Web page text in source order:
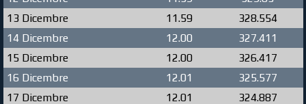
13 Dicembre
11.59
328.554
14 Dicembre
12.00
327.411
15 Dicembre
12.00
326.417
16 Dicembre
12.01
325.577
17 Dicembre
12.01 324.887